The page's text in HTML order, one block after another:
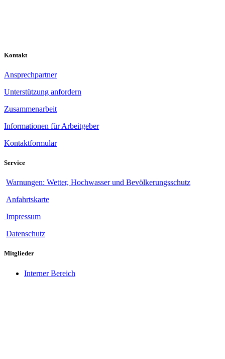
Kontakt
Ansprechpartner
Unterstützung anfordern
Zusammenarbeit
Informationen für Arbeitgeber
Kontaktformular
Service
Warnungen: Wetter, Hochwasser und Bevölkerungsschutz
Anfahrtskarte
Impressum
Datenschutz
Mitglieder
Interner Bereich